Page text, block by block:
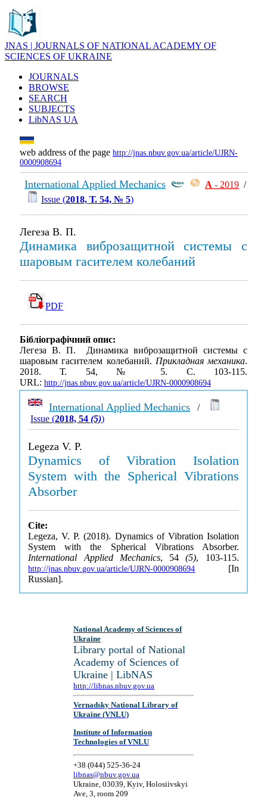
JNAS | JOURNALS OF NATIONAL ACADEMY OF
SCIENCES OF UKRAINE
JOURNALS
BROWSE
SEARCH
SUBJECTS
LibNAS UA
web address of the page http://jnas.nbuv.gov.ua/article/UJRN-
0000908694
International Applied Mechanics А - 2019 /
Issue (2018, Т. 54, № 5)
Легеза В. П.
Динамика виброзащитной системы с
шаровым гасителем колебаний
PDF
Бібліографічний опис:
Легеза В. П. Динамика виброзащитной системы с
шаровым гасителем колебаний. Прикладная механика.
2018. Т. 54, № 5. С. 103-115.
URL: http://jnas.nbuv.gov.ua/article/UJRN-0000908694
International Applied Mechanics /
Issue (2018, 54(5))
Legeza V. P.
Dynamics of Vibration Isolation
System with the Spherical Vibrations
Absorber
Cite:
Legeza, V. P. (2018). Dynamics of Vibration Isolation
System with the Spherical Vibrations Absorber.
International Applied Mechanics, 54(5), 103-115.
http://jnas.nbuv.gov.ua/article/UJRN-0000908694 [In
Russian].
National Academy of Sciences of
Ukraine
Library portal of National
Academy of Sciences of
Ukraine | LibNAS
http://libnas.nbuv.gov.ua
Vernadsky National Library of
Ukraine (VNLU)
Institute of Information
Technologies of VNLU
+38 (044) 525-36-24
libnas@nbuv.gov.ua
Ukraine, 03039, Kyiv, Holosiivskyi
Ave, 3, room 209